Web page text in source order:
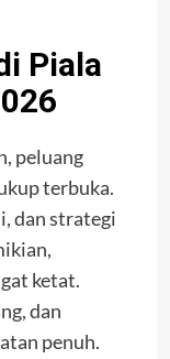
Piala
peluang
terbuka.
dan strategi
ketat.
dan
penuh.